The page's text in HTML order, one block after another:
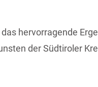
hervorragende
der Südtiroler